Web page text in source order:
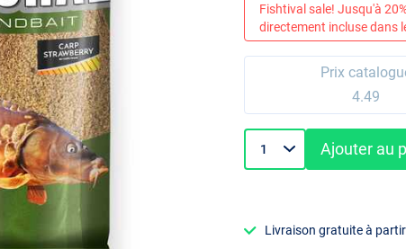
Fishtival sale! Jusqu'à
directement incluse dans
Prix
4.49
Ajouter au
Livraison gratuite à